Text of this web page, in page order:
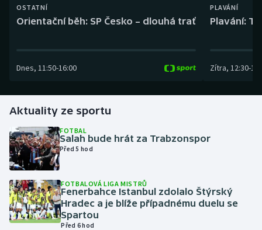
Florbal
Gymnastika
Házená
Jezdectví
Judo
Krasobruslení
OSTATNÍ
Orientační běh: SP Česko – dlouhá trať
Dnes, 11:50-16:00
PLAVÁNÍ
Plavání:
Zítra, 12:30-
Aktuality ze sportu
FOTBAL
Salah bude hrát za Trabzonspor
Před 5 hod
FOTBALOVÁ LIGA MISTRŮ
Fenerbahce Istanbul zdolalo Štýrský
Hradec a je blíže případnému duelu se
Spartou
Před 6 hod